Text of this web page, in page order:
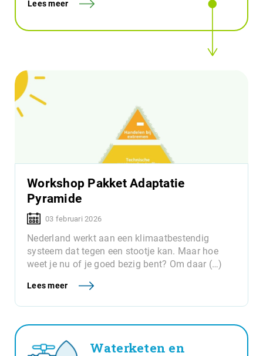
Lees meer
Workshop Pakket Adaptatie
Pyramide
03 februari 2026
Nederland werkt aan een klimaatbestendig
systeem dat tegen een stootje kan. Maar hoe
weet je nu of je goed bezig bent? Om daar (…)
Lees meer
Waterketen en